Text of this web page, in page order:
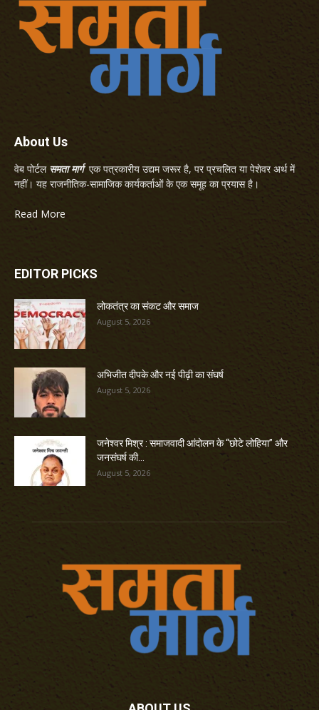
About Us
वेब पोर्टल समता मार्गएक पत्रकारीय उद्यम जरूर है, पर प्रचलित या पेशेवर अर्थ में
नहीं। यह राजनीतिक-सामाजिक कार्यकर्ताओं के एक समूह का प्रयास है।
Read More
EDITOR PICKS
लोकतंत्र का संकट और समाज
August 5, 2026
अभिजीत दीपके और नई पीढ़ी का संघर्ष
August 5, 2026
जनेश्वर मिश्र : समाजवादी आंदोलन के “छोटे लोहिया” और
जनसंघर्ष की...
August 5, 2026